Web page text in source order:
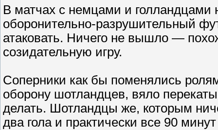
В матчах с немцами и голландцами
оборонительно-разрушительный
атаковать. Ничего не вышло —
созидательную игру.
Соперники как бы поменялись
оборону шотландцев, вяло
делать. Шотландцы же, которым
два гола и практически все 90